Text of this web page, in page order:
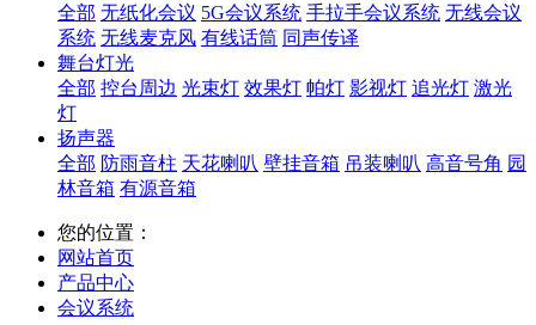
全部 无纸化会议 5G会议系统 手拉手会议系统 无线会议
系统 无线麦克风 有线话筒 同声传译
舞台灯光
全部 控台周边 光束灯 效果灯 帕灯 影视灯 追光灯 激光
灯
扬声器
全部 防雨音柱 天花喇叭 壁挂音箱 吊装喇叭 高音号角 园
林音箱 有源音箱
您的位置：
网站首页
产品中心
会议系统